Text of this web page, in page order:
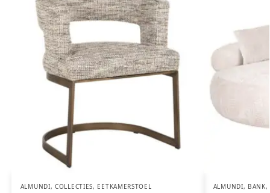
ALMUNDI,COLLECTIES, EETKAMERSTOEL ALMUNDI, BANK,